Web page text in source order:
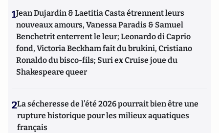
1Jean Dujardin & Laetitia Casta étrennent leurs
nouveaux amours, Vanessa Paradis & Samuel
Benchetrit enterrent le leur; Leonardo di Caprio
fond, Victoria Beckham fait du brukini, Cristiano
Ronaldo du bisco-fils; Suri ex Cruise joue du
Shakespeare queer
2La sécheresse de l’été 2026 pourrait bien être une
rupture historique pour les milieux aquatiques
français